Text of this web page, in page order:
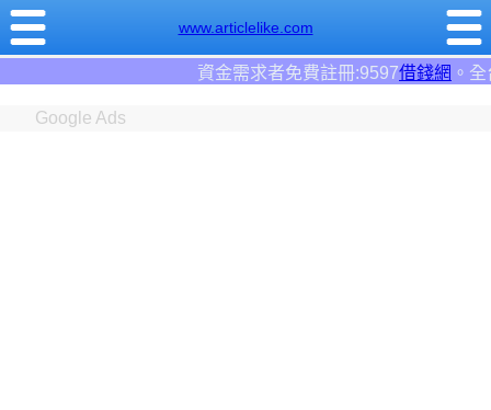
www.articlelike.com
資金需求者免費註冊:9597借錢網。全台前三大借錢網站！
Google Ads